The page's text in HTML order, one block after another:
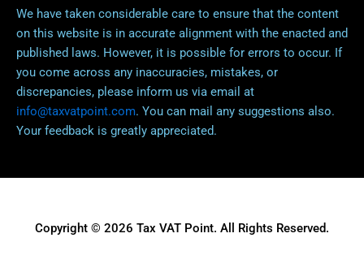
We have taken considerable care to ensure that the content
on this website is in accurate alignment with the enacted and
published laws. However, it is possible for errors to occur. If
you come across any inaccuracies, mistakes, or
discrepancies, please inform us via email at
info@taxvatpoint.com. You can mail any suggestions also.
Your feedback is greatly appreciated.
Copyright © 2026 Tax VAT Point. All Rights Reserved.